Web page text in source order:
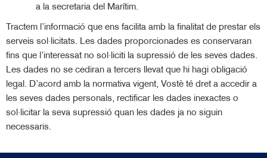
a la secretaria del Marítim.
Tractem l’informació que ens facilita amb la finalitat de prestar els
serveis sol·licitats. Les dades proporcionades es conservaran
fins que l’interessat no sol·liciti la supressió de les seves dades.
Les dades no se cediran a tercers llevat que hi hagi obligació
legal. D’acord amb la normativa vigent, Vostè té dret a accedir a
les seves dades personals, rectificar les dades inexactes o
sol·licitar la seva supressió quan les dades ja no siguin
necessaris.